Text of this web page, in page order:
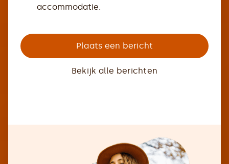
accommodatie.
Plaats een bericht
Bekijk alle berichten